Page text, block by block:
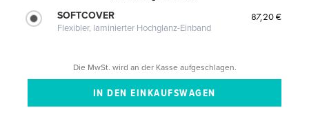
SOFTCOVER
Flexibler, laminierter Hochglanz-Einband
87,20 €
Die MwSt. wird an der Kasse aufgeschlagen.